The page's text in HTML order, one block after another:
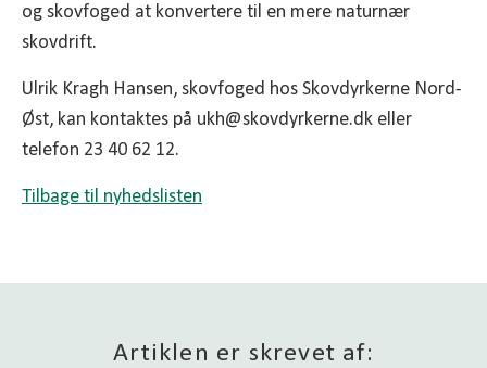
og skovfoged at konvertere til en mere naturnær
skovdrift.
Ulrik Kragh Hansen, skovfoged hos Skovdyrkerne Nord-
Øst, kan kontaktes på ukh@skovdyrkerne.dk eller
telefon 23 40 62 12.
Tilbage til nyhedslisten
Artiklen er skrevet af: